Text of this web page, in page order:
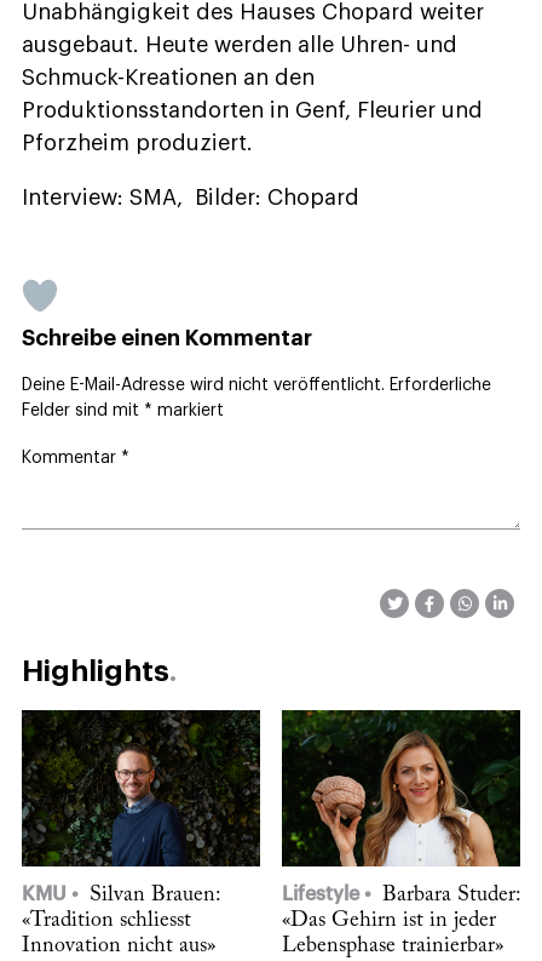
Unabhängigkeit des Hauses Chopard weiter
ausgebaut. Heute werden alle Uhren- und
Schmuck-Kreationen an den
Produktionsstandorten in Genf, Fleurier und
Pforzheim produziert.
Interview: SMA, Bilder: Chopard
Schreibe einen Kommentar
Deine E-Mail-Adresse wird nicht veröffentlicht. Erforderliche
Felder sind mit * markiert
Kommentar *
Highlights
KMU
Silvan Brauen:
«Tradition schliesst
Innovation nicht aus»
Lifestyle
Barbara Studer:
«Das Gehirn ist in jeder
Lebensphase trainierbar»